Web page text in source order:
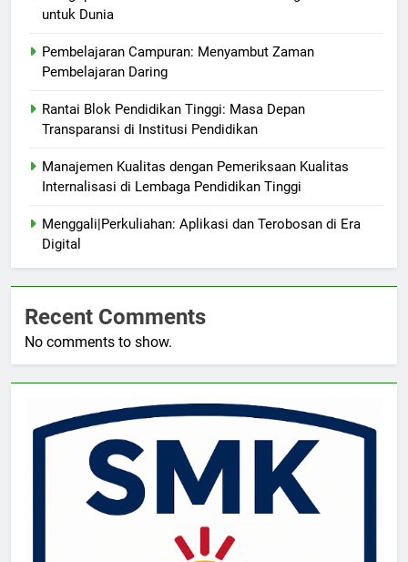
untuk Dunia
Pembelajaran Campuran: Menyambut Zaman
Pembelajaran Daring
Rantai Blok Pendidikan Tinggi: Masa Depan
Transparansi di Institusi Pendidikan
Manajemen Kualitas dengan Pemeriksaan Kualitas
Internalisasi di Lembaga Pendidikan Tinggi
Menggali|Perkuliahan: Aplikasi dan Terobosan di Era
Digital
Recent Comments
No comments to show.